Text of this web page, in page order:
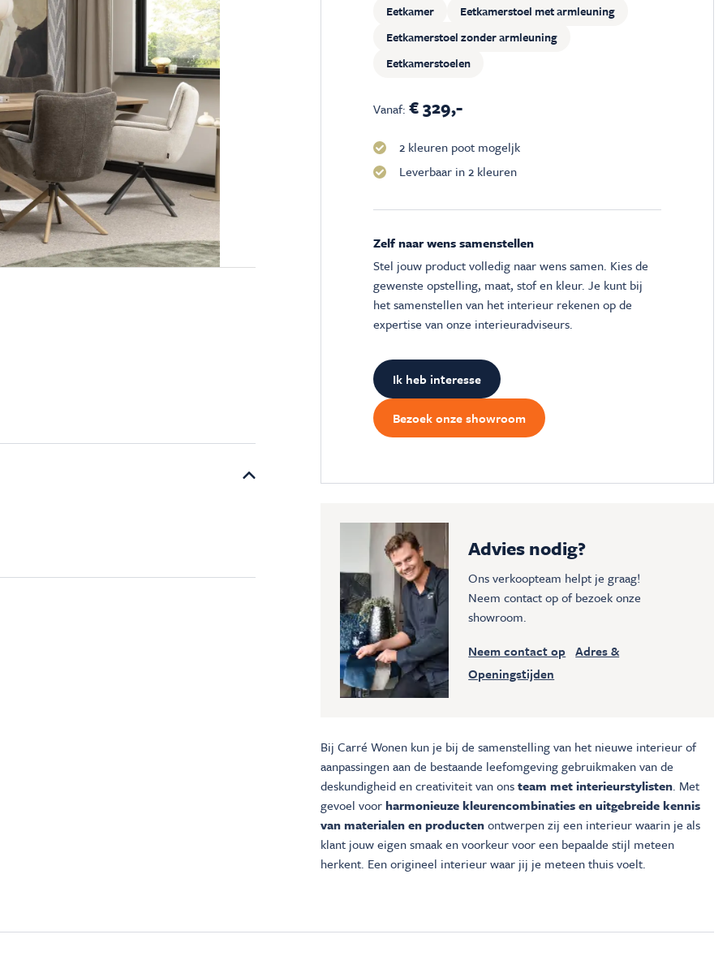
Eetkamer
Eetkamerstoel met armleuning
Eetkamerstoel zonder armleuning
Eetkamerstoelen
Vanaf:€ 329,-
2 kleuren poot mogeljk
Leverbaar in 2 kleuren
Zelf naar wens samenstellen
Stel jouw product volledig naar wens samen. Kies de
gewenste opstelling, maat, stof en kleur. Je kunt bij
het samenstellen van het interieur rekenen op de
expertise van onze interieuradviseurs.
Ik heb interesse
Bezoek onze showroom
Advies nodig?
Ons verkoopteam helpt je graag!
Neem contact op of bezoek onze
showroom.
Neem contact op Adres &
Openingstijden
Bij Carré Wonen kun je bij de samenstelling van het nieuwe interieur of
aanpassingen aan de bestaande leefomgeving gebruikmaken van de
deskundigheid en creativiteit van onsteam met interieurstylisten. Met
gevoel voorharmonieuze kleurencombinaties en uitgebreide kennis
van materialen en productenontwerpen zij een interieur waarin je als
klant jouw eigen smaak en voorkeur voor een bepaalde stijl meteen
herkent. Een origineel interieur waar jij je meteen thuis voelt.